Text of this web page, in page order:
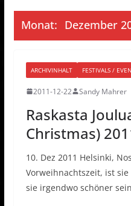
Monat: Dezember
ARCHIVINHALT FESTIVALS /
2011-12-22 Sandy Mahrer
Raskasta
Christmas)
10. Dez 2011 Helsinki,
Vorweihnachtszeit, ist
sie irgendwo schöner